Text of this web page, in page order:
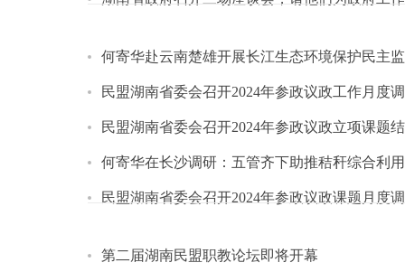
何寄华赴云南楚雄开展长江生态环境保护民主
民盟湖南省委会召开2024年参政议政工作月度
民盟湖南省委会召开2024年参政议政立项课题
何寄华在长沙调研：五管齐下助推秸秆综合利
民盟湖南省委会召开2024年参政议政课题月度
第二届湖南民盟职教论坛即将开幕